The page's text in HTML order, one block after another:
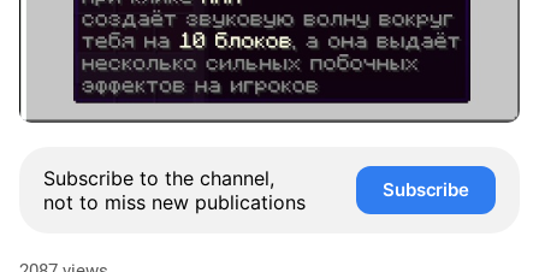
Subscribe to the channel,
not to miss new publications
Subscribe